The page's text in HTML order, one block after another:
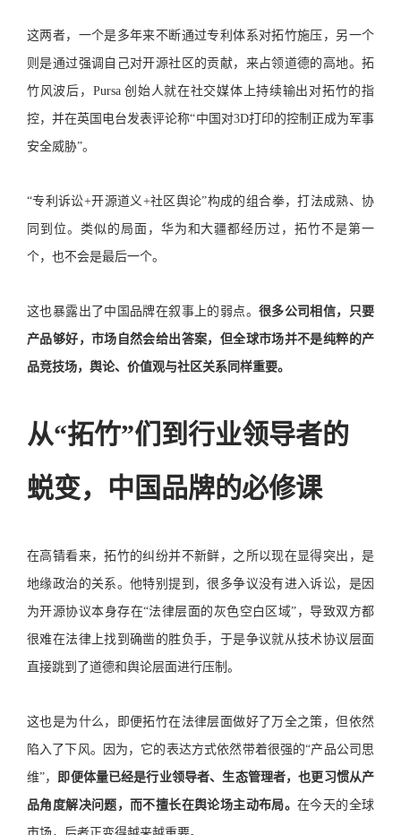
这两者，一个是多年来不断通过专利体系对拓竹施压，另一个
则是通过强调自己对开源社区的贡献，来占领道德的高地。拓
竹风波后，Pursa 创始人就在社交媒体上持续输出对拓竹的指
控，并在英国电台发表评论称“中国对3D打印的控制正成为军事
安全威胁”。
“专利诉讼+开源道义+社区舆论”构成的组合拳，打法成熟、协
同到位。类似的局面，华为和大疆都经历过，拓竹不是第一
个，也不会是最后一个。
这也暴露出了中国品牌在叙事上的弱点。 很多公司相信，只要
产品够好，市场自然会给出答案，但全球市场并不是纯粹的产
品竞技场，舆论、价值观与社区关系同样重要。
从“拓竹”们到行业领导者的
蜕变，中国品牌的必修课
在高锖看来，拓竹的纠纷并不新鲜，之所以现在显得突出，是
地缘政治的关系。他特别提到，很多争议没有进入诉讼，是因
为开源协议本身存在“法律层面的灰色空白区域”，导致双方都
很难在法律上找到确凿的胜负手，于是争议就从技术协议层面
直接跳到了道德和舆论层面进行压制。
这也是为什么，即便拓竹在法律层面做好了万全之策，但依然
陷入了下风。因为，它的表达方式依然带着很强的“产品公司思
维”， 即便体量已经是行业领导者、生态管理者，也更习惯从产
品角度解决问题，而不擅长在舆论场主动布局。在今天的全球